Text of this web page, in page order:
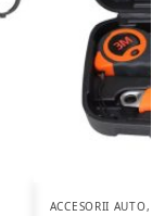
ACCESORII AUTO